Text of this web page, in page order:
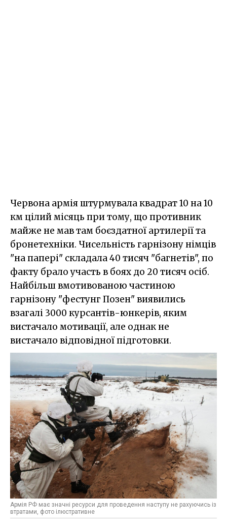
Червона армія штурмувала квадрат 10 на 10
км цілий місяць при тому, що противник
майже не мав там боєздатної артилерії та
бронетехніки. Чисельність гарнізону німців
"на папері" складала 40 тисяч "багнетів", по
факту брало участь в боях до 20 тисяч осіб.
Найбільш вмотивованою частиною
гарнізону "фестунг Позен" виявились
взагалі 3000 курсантів-юнкерів, яким
вистачало мотивації, але однак не
вистачало відповідної підготовки.
Армія РФ має значні ресурси для проведення наступу не рахуючись із
втратами, фото ілюстративне